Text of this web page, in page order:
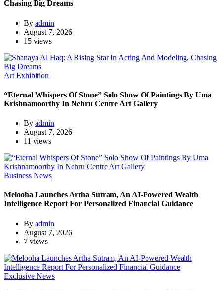
Chasing Big Dreams
By admin
August 7, 2026
15 views
Art Exhibition
“Eternal Whispers Of Stone” Solo Show Of Paintings By Uma
Krishnamoorthy In Nehru Centre Art Gallery
By admin
August 7, 2026
11 views
Business News
Melooha Launches Artha Sutram, An AI-Powered Wealth
Intelligence Report For Personalized Financial Guidance
By admin
August 7, 2026
7 views
Exclusive News